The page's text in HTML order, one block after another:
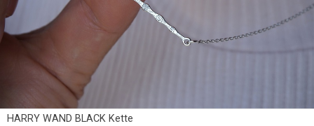
HARRY WAND BLACK Kette